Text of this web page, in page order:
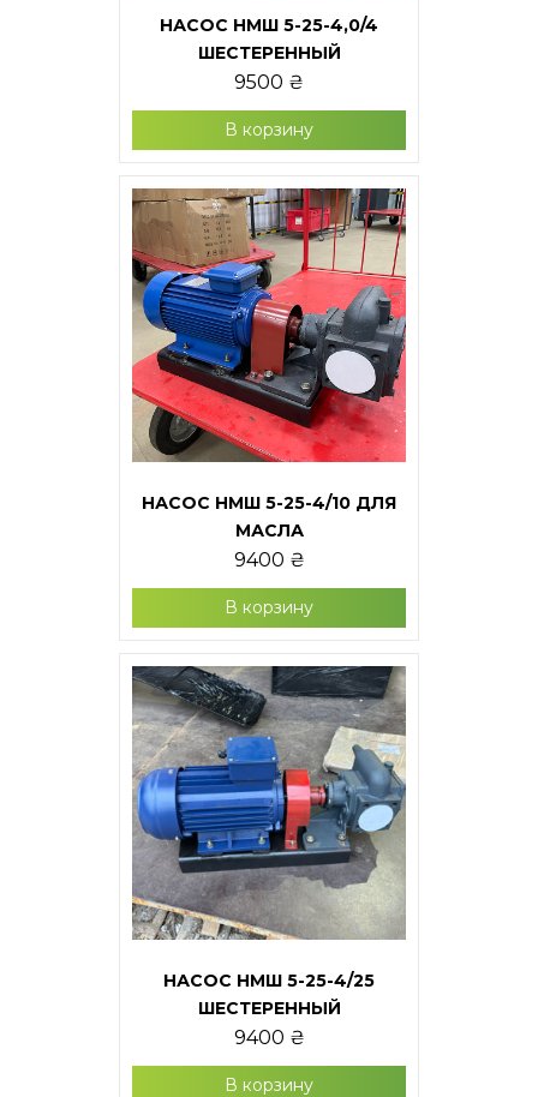
НАСОС НМШ 5-25-4,0/4
ШЕСТЕРЕННЫЙ
9500 ₴
В корзину
НАСОС НМШ 5-25-4/10 ДЛЯ
МАСЛА
9400 ₴
В корзину
НАСОС НМШ 5-25-4/25
ШЕСТЕРЕННЫЙ
9400 ₴
В корзину